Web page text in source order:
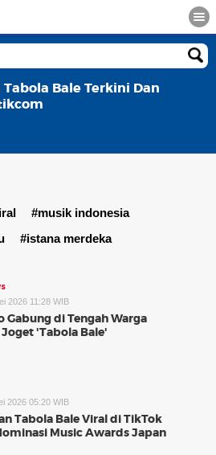
Bale Terkini Dan
#musik indonesia
#istana merdeka
2026 11:28 WIB
Gabung di Tengah Warga
'Tabola Bale'
2026 05:20 WIB
Tabola Bale Viral di TikTok
Music Awards Japan